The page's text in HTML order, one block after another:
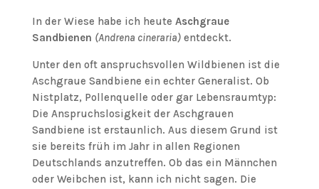
In der Wiese habe ich heute Aschgraue
Sandbienen (Andrena cineraria)entdeckt.
Unter den oft anspruchsvollen Wildbienen ist die
Aschgraue Sandbiene ein echter Generalist. Ob
Nistplatz, Pollenquelle oder gar Lebensraumtyp:
Die Anspruchslosigkeit der Aschgrauen
Sandbiene ist erstaunlich. Aus diesem Grund ist
sie bereits früh im Jahr in allen Regionen
Deutschlands anzutreffen. Ob das ein Männchen
oder Weibchen ist, kann ich nicht sagen. Die